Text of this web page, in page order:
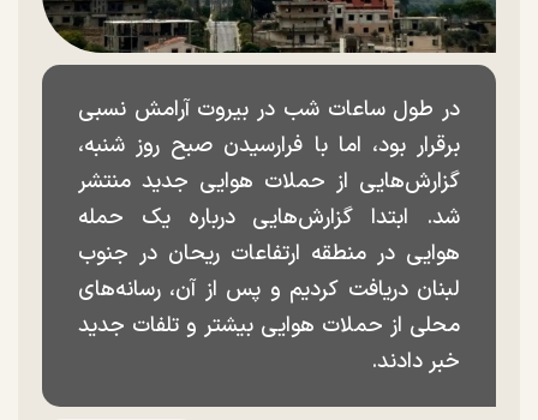
در طول ساعات شب در بیروت آرامش نسبی
برقرار بود، اما با فرارسیدن صبح روز شنبه،
گزارش‌هایی از حملات هوایی جدید منتشر
شد. ابتدا گزارش‌هایی درباره یک حمله
هوایی در منطقه ارتفاعات ریحان در جنوب
لبنان دریافت کردیم و پس از آن، رسانه‌های
محلی از حملات هوایی بیشتر و تلفات جدید
خبر دادند.